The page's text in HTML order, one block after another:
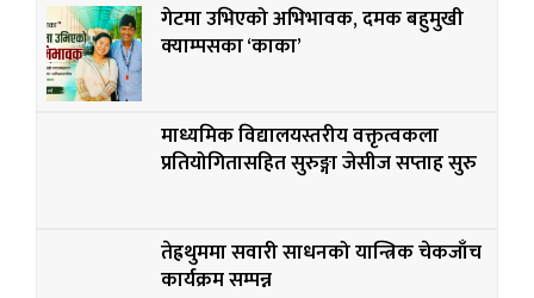
गेटमा उभिएको अभिभावक, दमक बहुमुखी
क्याम्पसका ‘काका’
माध्यमिक विद्यालयस्तरीय वक्तृत्वकला
प्रतियोगितासहित सुरुङ्गा जेसीज सप्ताह सुरु
तेह्रथुममा सवारी साधनको यान्त्रिक चेकजाँच
कार्यक्रम सम्पन्न